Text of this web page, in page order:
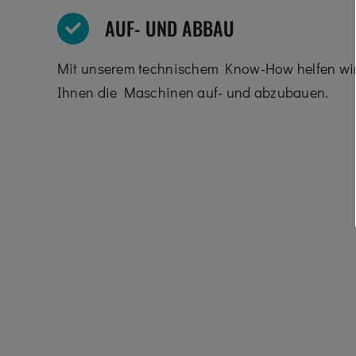
AUF- UND ABBAU
Mit unserem technischem Know-How helfen wir
Ihnen die Maschinen auf- und abzubauen.